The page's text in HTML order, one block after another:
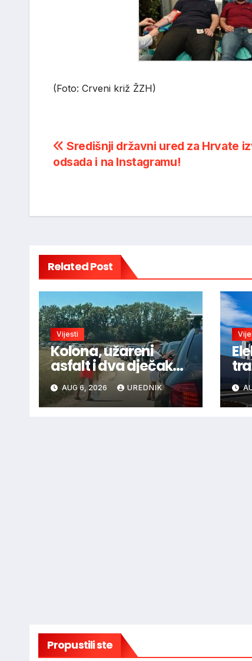
(Foto: Crveni križ ŽZH)
Post
navigation
Središnji državni ured za Hrvate
odsada i na Instagramu!
Related Post
Vijesti
Kolona, užareni
asfalt i dva dječaka
velikog srca: Priča s
granice oduševila
regiju
AUG 6, 2026 UREDNIK
Propustili ste